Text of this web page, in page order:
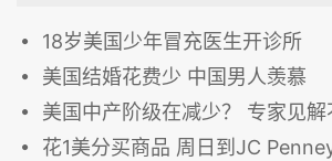
18岁美国少年冒充医生开诊所
美国结婚花费少 中国男人羡慕
美国中产阶级在减少？ 专家见解
花1美分买商品 周日到JC